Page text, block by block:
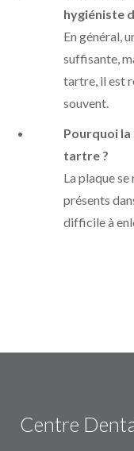
hygiéniste
En général,
suffisante,
tartre, il est
souvent.
Pourquoi
tartre ?
La plaque
présents
difficile à
Centre